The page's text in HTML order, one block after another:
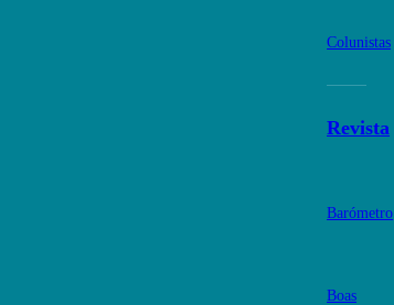
Colunistas
Revista
Barómetro
Boas